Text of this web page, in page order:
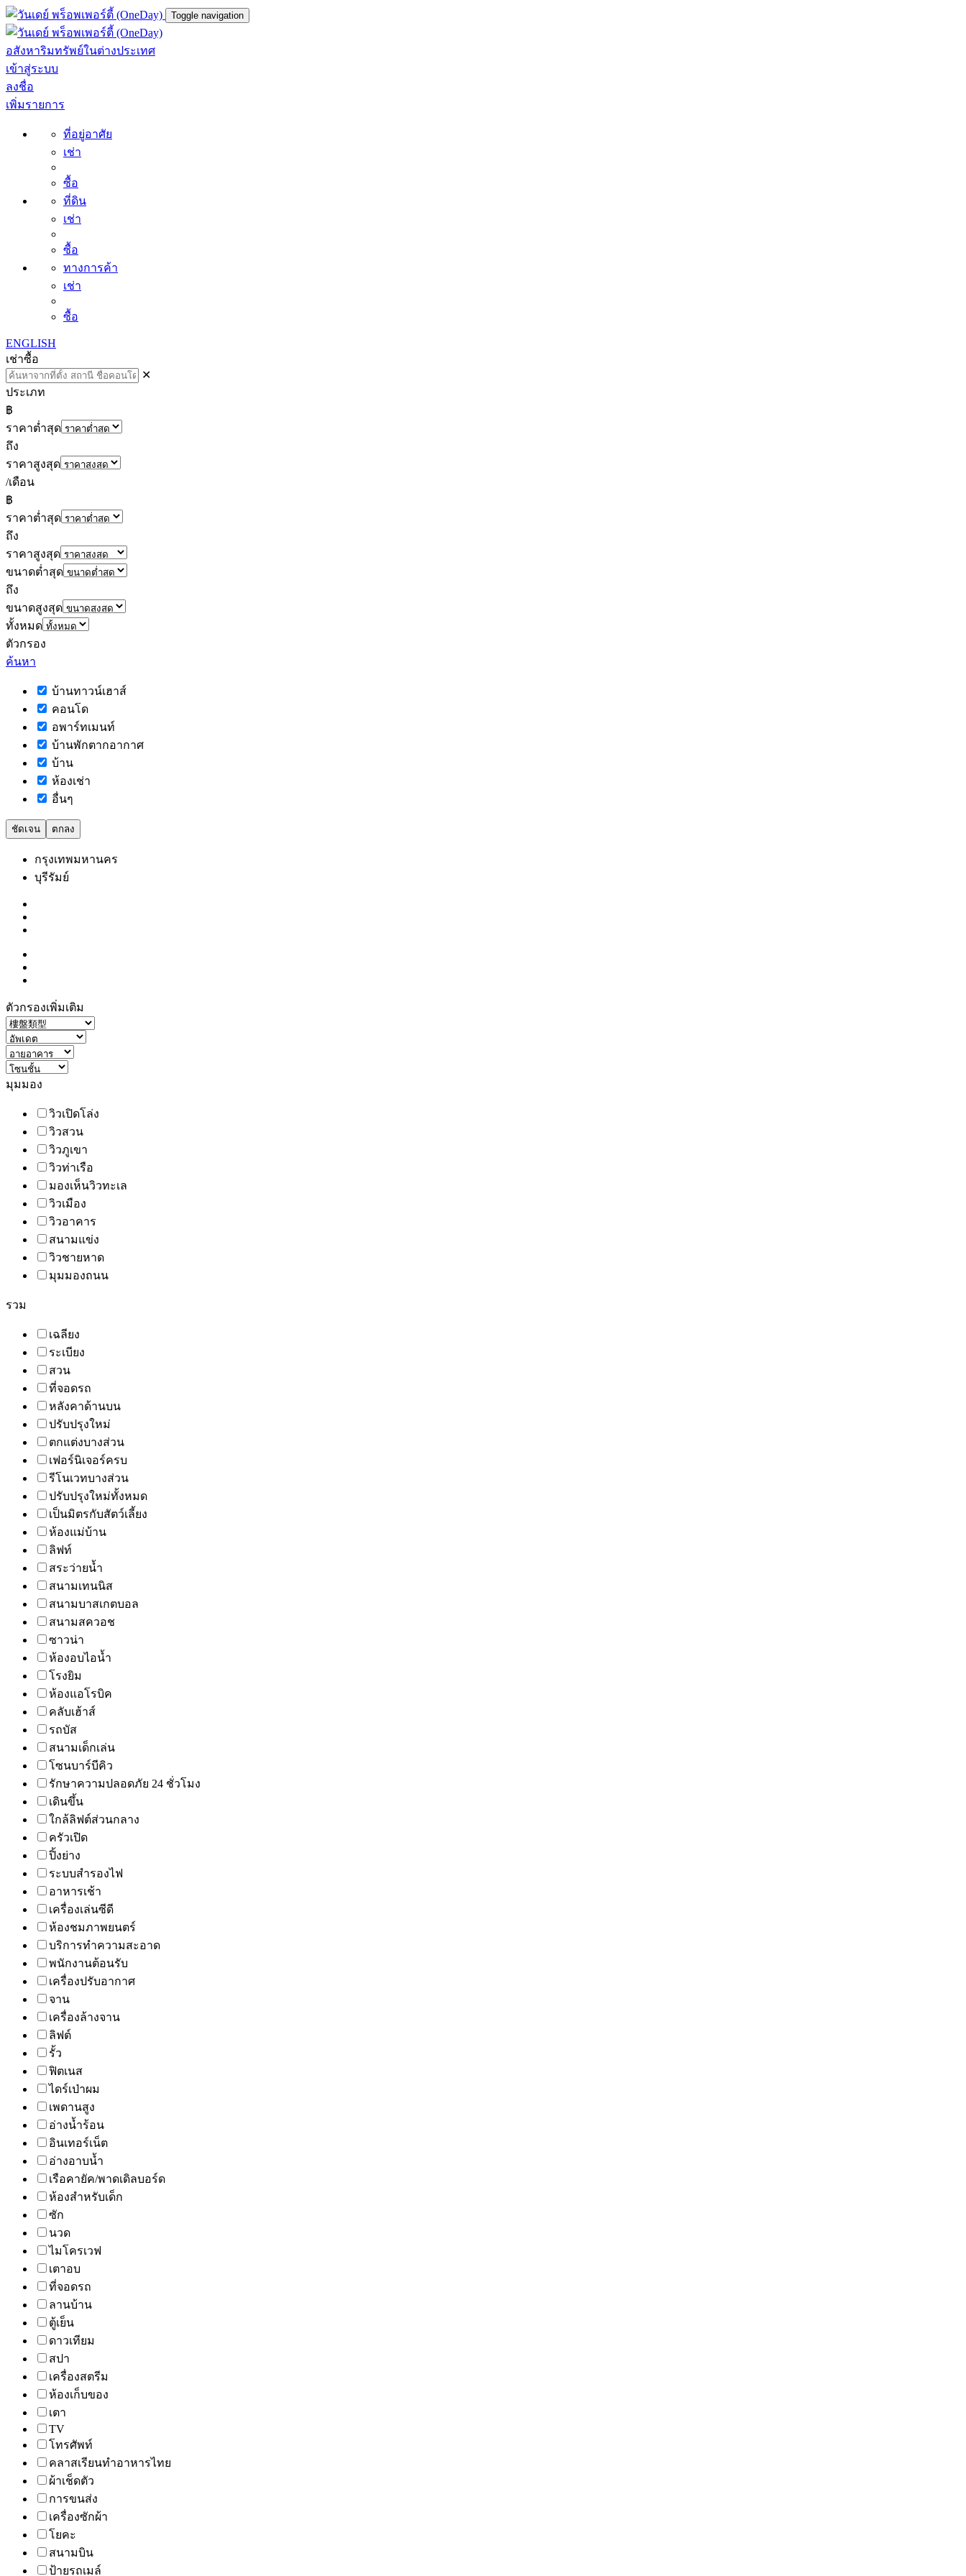
Toggle navigation
อสังหาริมทรัพย์ในต่างประเทศ
เข้าสู่ระบบ
ลงชื่อ
เพิ่มรายการ
ที่อยู่อาศัย
เช่า
ซื้อ
ที่ดิน
เช่า
ซื้อ
ทางการค้า
เช่า
ซื้อ
ENGLISH
เช่าซื้อ
✕
ประเภท
฿
ราคาต่ำสุด
ถึง
ราคาสูงสุด
/เดือน
฿
ราคาต่ำสุด
ถึง
ราคาสูงสุด
ขนาดต่ำสุด
ถึง
ขนาดสูงสุด
ทั้งหมด
ตัวกรอง
ค้นหา
บ้านทาวน์เฮาส์
คอนโด
อพาร์ทเมนท์
บ้านพักตากอากาศ
บ้าน
ห้องเช่า
อื่นๆ
ชัดเจน ตกลง
กรุงเทพมหานคร
บุรีรัมย์
ตัวกรองเพิ่มเติม
มุมมอง
วิวเปิดโล่ง
วิวสวน
วิวภูเขา
วิวท่าเรือ
มองเห็นวิวทะเล
วิวเมือง
วิวอาคาร
สนามแข่ง
วิวชายหาด
มุมมองถนน
รวม
เฉลียง
ระเบียง
สวน
ที่จอดรถ
หลังคาด้านบน
ปรับปรุงใหม่
ตกแต่งบางส่วน
เฟอร์นิเจอร์ครบ
รีโนเวทบางส่วน
ปรับปรุงใหม่ทั้งหมด
เป็นมิตรกับสัตว์เลี้ยง
ห้องแม่บ้าน
ลิฟท์
สระว่ายน้ำ
สนามเทนนิส
สนามบาสเกตบอล
สนามสควอช
ซาวน่า
ห้องอบไอน้ำ
โรงยิม
ห้องแอโรบิค
คลับเฮ้าส์
รถบัส
สนามเด็กเล่น
โซนบาร์บีคิว
รักษาความปลอดภัย 24 ชั่วโมง
เดินขึ้น
ใกล้ลิฟต์ส่วนกลาง
ครัวเปิด
ปิ้งย่าง
ระบบสำรองไฟ
อาหารเช้า
เครื่องเล่นซีดี
ห้องชมภาพยนตร์
บริการทำความสะอาด
พนักงานต้อนรับ
เครื่องปรับอากาศ
จาน
เครื่องล้างจาน
ลิฟต์
รั้ว
ฟิตเนส
ไดร์เป่าผม
เพดานสูง
อ่างน้ำร้อน
อินเทอร์เน็ต
อ่างอาบน้ำ
เรือคายัค/พาดเดิลบอร์ด
ห้องสำหรับเด็ก
ซัก
นวด
ไมโครเวฟ
เตาอบ
ที่จอดรถ
ลานบ้าน
ตู้เย็น
ดาวเทียม
สปา
เครื่องสตรีม
ห้องเก็บของ
เตา
TV
โทรศัพท์
คลาสเรียนทำอาหารไทย
ผ้าเช็ดตัว
การขนส่ง
เครื่องซักผ้า
โยคะ
สนามบิน
ป้ายรถเมล์